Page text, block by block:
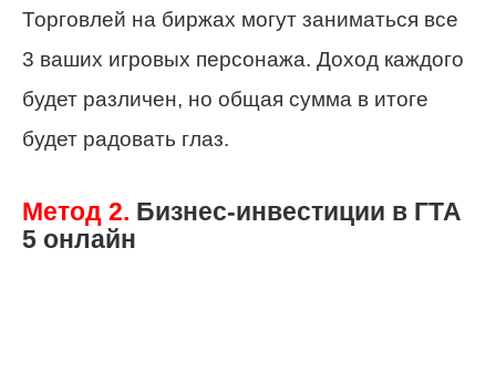
Торговлей на биржах могут заниматься все
3 ваших игровых персонажа. Доход каждого
будет различен, но общая сумма в итоге
будет радовать глаз.
Метод 2. Бизнес-инвестиции в ГТА
5 онлайн